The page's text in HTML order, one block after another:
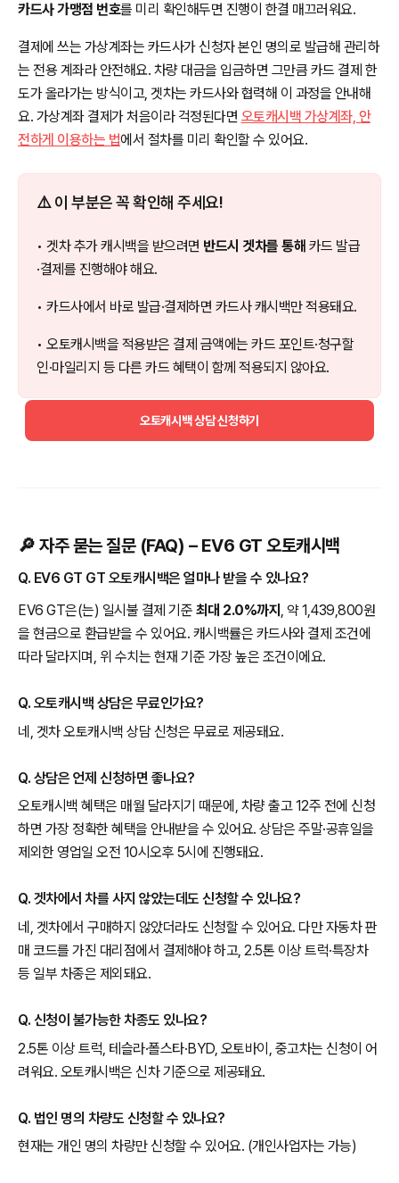
카드사 가맹점 번호를 미리 확인해두면 진행이 한결 매끄러워요.
결제에 쓰는 가상계좌는 카드사가 신청자 본인 명의로 발급해 관리하
는 전용 계좌라 안전해요. 차량 대금을 입금하면 그만큼 카드 결제 한
도가 올라가는 방식이고, 겟차는 카드사와 협력해 이 과정을 안내해
요. 가상계좌 결제가 처음이라 걱정된다면 오토캐시백 가상계좌, 안
전하게 이용하는 법에서 절차를 미리 확인할 수 있어요.
⚠️ 이 부분은 꼭 확인해 주세요!
• 겟차 추가 캐시백을 받으려면 반드시 겟차를 통해 카드 발급
·결제를 진행해야 해요.
• 카드사에서 바로 발급·결제하면 카드사 캐시백만 적용돼요.
• 오토캐시백을 적용받은 결제 금액에는 카드 포인트·청구할
인·마일리지 등 다른 카드 혜택이 함께 적용되지 않아요.
오토캐시백 상담 신청하기
🔎 자주 묻는 질문 (FAQ) – EV6 GT 오토캐시백
Q. EV6 GT GT 오토캐시백은 얼마나 받을 수 있나요?
EV6 GT은(는) 일시불 결제 기준 최대 2.0%까지 , 약 1,439,800원
을 현금으로 환급받을 수 있어요. 캐시백률은 카드사와 결제 조건에
따라 달라지며, 위 수치는 현재 기준 가장 높은 조건이에요.
Q. 오토캐시백 상담은 무료인가요?
네, 겟차 오토캐시백 상담 신청은 무료로 제공돼요.
Q. 상담은 언제 신청하면 좋나요?
오토캐시백 혜택은 매월 달라지기 때문에, 차량 출고 12주 전에 신청
하면 가장 정확한 혜택을 안내받을 수 있어요. 상담은 주말·공휴일을
제외한 영업일 오전 10시오후 5시에 진행돼요.
Q. 겟차에서 차를 사지 않았는데도 신청할 수 있나요?
네, 겟차에서 구매하지 않았더라도 신청할 수 있어요. 다만 자동차 판
매 코드를 가진 대리점에서 결제해야 하고, 2.5톤 이상 트럭·특장차
등 일부 차종은 제외돼요.
Q. 신청이 불가능한 차종도 있나요?
2.5톤 이상 트럭, 테슬라·폴스타·BYD, 오토바이, 중고차는 신청이 어
려워요. 오토캐시백은 신차 기준으로 제공돼요.
Q. 법인 명의 차량도 신청할 수 있나요?
현재는 개인 명의 차량만 신청할 수 있어요. (개인사업자는 가능)